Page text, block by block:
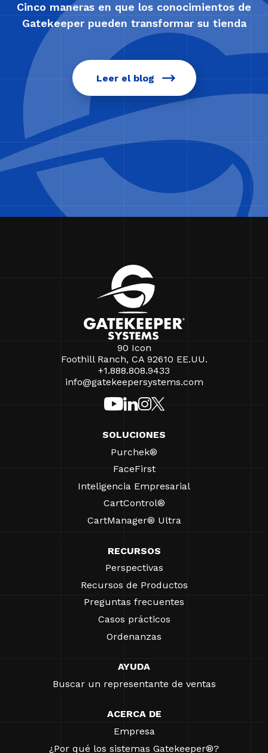
Cinco maneras en que los conocimientos de
Gatekeeper pueden transformar su tienda
Leer el blog
90 Icon
Foothill Ranch, CA 92610 EE.UU.
+1.888.808.9433
info@gatekeepersystems.com
SOLUCIONES
Purchek®
FaceFirst
Inteligencia Empresarial
CartControl®
CartManager® Ultra
RECURSOS
Perspectivas
Recursos de Productos
Preguntas frecuentes
Casos prácticos
Ordenanzas
AYUDA
Buscar un representante de ventas
ACERCA DE
Empresa
¿Por qué los sistemas Gatekeeper®?